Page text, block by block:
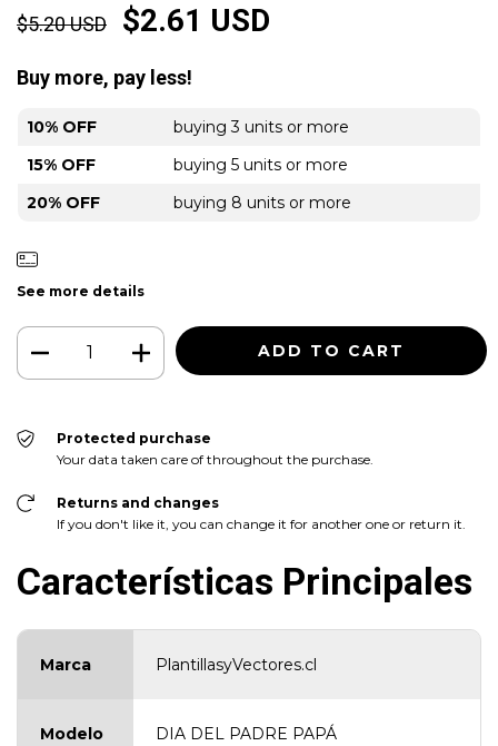
$5.20 USD $2.61 USD
Buy more, pay less!
10% OFF
buying 3 units or more
15% OFF
buying 5 units or more
20% OFF
buying 8 units or more
See more details
Protected purchase
Your data taken care of throughout the purchase.
Returns and changes
If you don't like it, you can change it for another one or return it.
Características Principales
Marca PlantillasyVectores.cl
Modelo DIA DEL PADRE PAPÁ